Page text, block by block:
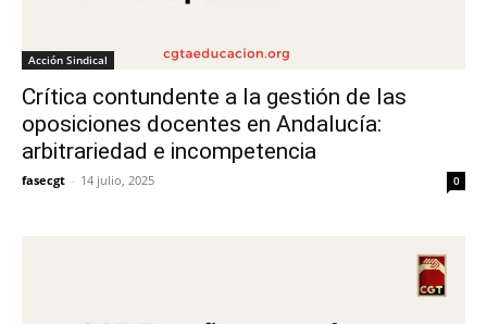
Acción Sindical
Crítica contundente a la gestión de las
oposiciones docentes en Andalucía:
arbitrariedad e incompetencia
fasecgt - 14 julio, 2025 0